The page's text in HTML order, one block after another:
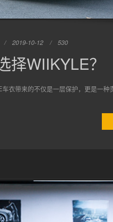
2019-10-12 530
WIIKYLE？
衣带来的不仅是一层保护，更是一种